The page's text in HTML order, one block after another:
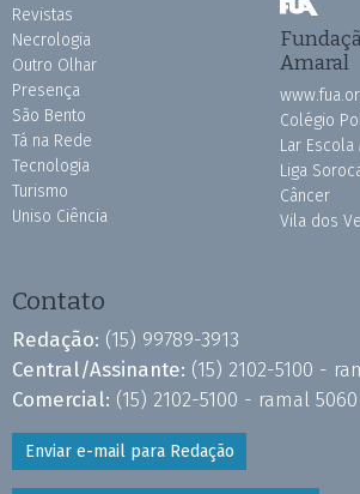
Revistas
Necrologia
Outro Olhar
Presença
São Bento
Tá na Rede
Tecnologia
Turismo
Uniso Ciência
Amaral
Colégio
Lar
Liga
Câncer
Vila dos
Contato
Redação: (15) 99789-3913
Central/Assinante: (15) 2102-5100 -
Comercial: (15) 2102-5100 - ramal 5060
Enviar e-mail para Redação